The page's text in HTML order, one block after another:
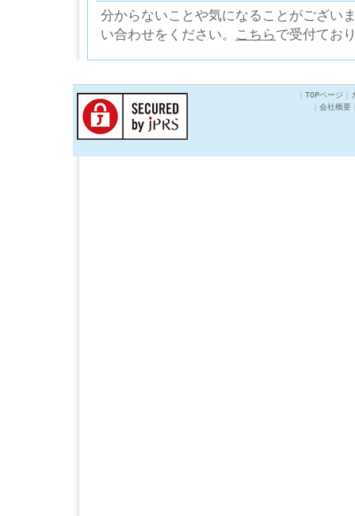
分からないことや気になることがござい
い合わせをください。 こちらで受付てお
TOPページ
会社概要